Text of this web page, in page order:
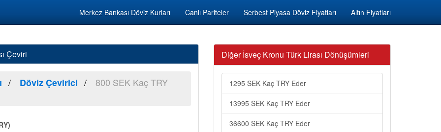
Merkez Bankası Döviz Kurları Canlı Pariteler Serbest Piyasa Döviz Fiyatları Altın Fiyatları
Çeviri
Döviz Çevirici 800 SEK Kaç TRY
Diğer İsveç Kronu Türk Lirası Dönüşümleri
1295 SEK Kaç TRY Eder
13995 SEK Kaç TRY Eder
36600 SEK Kaç TRY Eder